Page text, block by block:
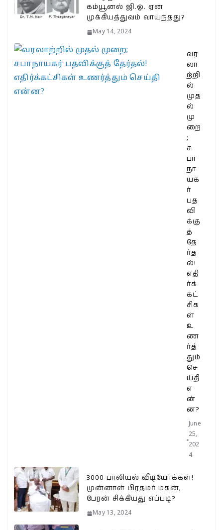
கம்யூனல் ஜி.ஓ. ஏன்
முக்கியத்துவம் வாய்ந்தது?
May 14, 2024
வர
லா
ற்றி
ல்
முத
ல்
மு
றை
;
ச
பா
நா
யக
ர்
பத
வி
க்கு
த்
தே
ர்த
ல்!
எதி
ர்க்
கட்
சிக
ள்
உ
ண
ர்த்
தும்
செ
ய்தி
எ
ன்
ன?
June
25,
202
4
3000 பாலியல் வீடியோக்கள்!
முன்னாள் பிரதமர் மகன்,
பேரன் சிக்கியது எப்படி?
May 13, 2024